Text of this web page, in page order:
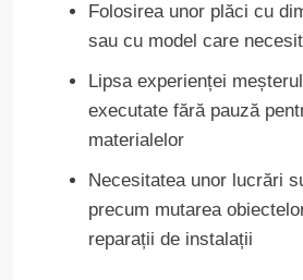
Folosirea unor plăci cu
sau cu model care
Lipsa experienței
executate fără pauză
materialelor
Necesitatea unor lucrări
precum mutarea
reparații de instalații